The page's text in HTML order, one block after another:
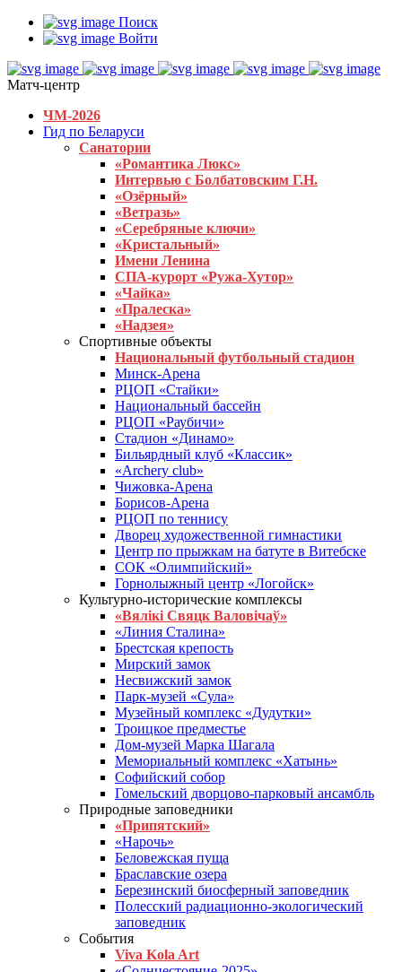
Поиск
Войти
Матч-центр
ЧМ-2026
Гид по Беларуси
Санатории
«Романтика Люкс»
Интервью с Болбатовским Г.Н.
«Озёрный»
«Ветразь»
«Серебряные ключи»
«Кристальный»
Имени Ленина
СПА-курорт «Ружа-Хутор»
«Чайка»
«Пралеска»
«Надзея»
Спортивные объекты
Национальный футбольный стадион
Минск-Арена
РЦОП «Стайки»
Национальный бассейн
РЦОП «Раубичи»
Стадион «Динамо»
Бильярдный клуб «Классик»
«Archery club»
Чижовка-Арена
Борисов-Арена
РЦОП по теннису
Дворец художественной гимнастики
Центр по прыжкам на батуте в Витебске
СОК «Олимпийский»
Горнолыжный центр «Логойск»
Культурно-исторические комплексы
«Вялікі Свяцк Валовічаў»
«Линия Сталина»
Брестская крепость
Мирский замок
Несвижский замок
Парк-музей «Сула»
Музейный комплекс «Дудутки»
Троицкое предместье
Дом-музей Марка Шагала
Мемориальный комплекс «Хатынь»
Софийский собор
Гомельский дворцово-парковый ансамбль
Природные заповедники
«Припятский»
«Нарочь»
Беловежская пуща
Браславские озера
Березинский биосферный заповедник
Полесский радиационно-экологический
заповедник
События
Viva Kola Art